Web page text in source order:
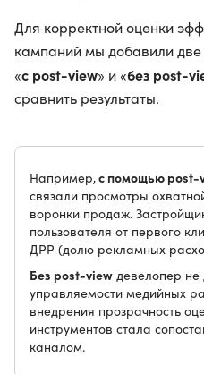
Для корректной оценки
кампаний мы добавили
«с post-view» и «без post-
сравнить результаты.
Например,с помощью post-
связали просмотры
воронки продаж.
пользователя от первого
ДРР (долю рекламных
Без post-view девелопер не
управляемости медийных
внедрения прозрачность
инструментов стала
каналом.